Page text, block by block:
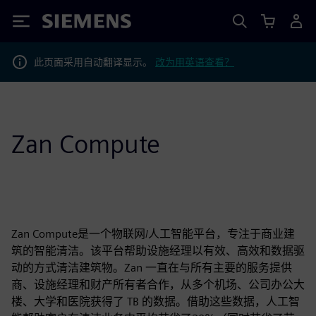
Siemens
此页面采用自动翻译显示。 改为用英语查看？
Zan Compute
Zan Compute是一个物联网/人工智能平台，专注于商业建
筑的智能清洁。该平台帮助设施经理以有效、高效和数据驱
动的方式清洁建筑物。Zan 一直在与所有主要的服务提供
商、设施经理和财产所有者合作，从多个机场、公司办公大
楼、大学和医院获得了 TB 的数据。借助这些数据，人工智